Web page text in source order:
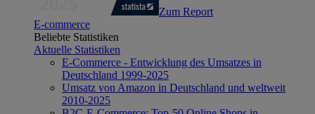
Zum Report
E-commerce
Beliebte Statistiken
Aktuelle Statistiken
E-Commerce - Entwicklung des Umsatzes in
Deutschland 1999-2025
Umsatz von Amazon in Deutschland und weltweit
2010-2025